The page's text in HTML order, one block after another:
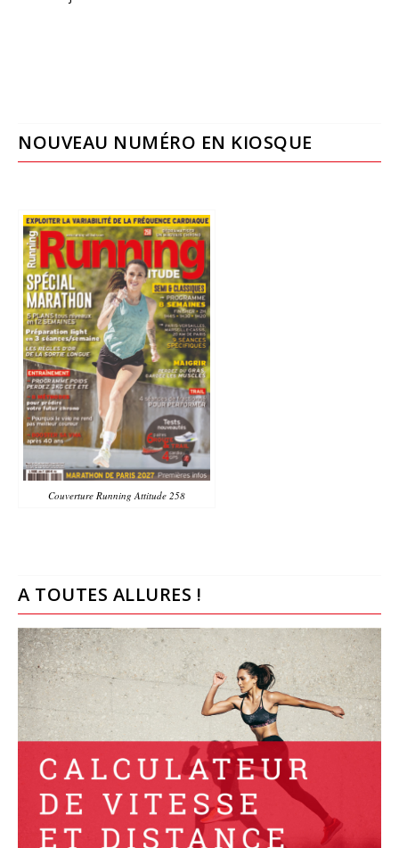
NOUVEAU NUMÉRO EN KIOSQUE
Couverture Running Attitude 258
A TOUTES ALLURES !